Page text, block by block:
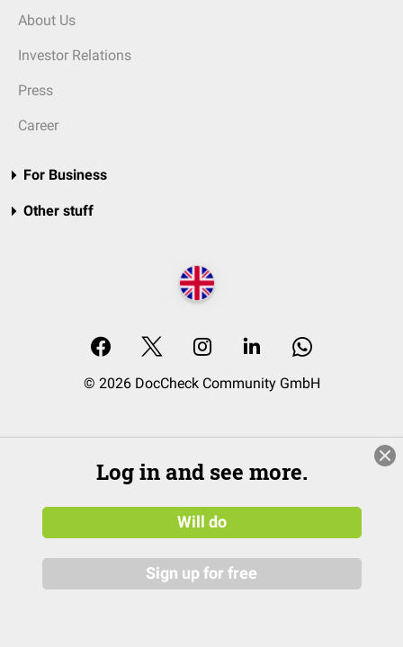
About Us
Investor Relations
Press
Career
For Business
Other stuff
© 2026 DocCheck Community GmbH
Log in and see more.
Will do
Sign up for free